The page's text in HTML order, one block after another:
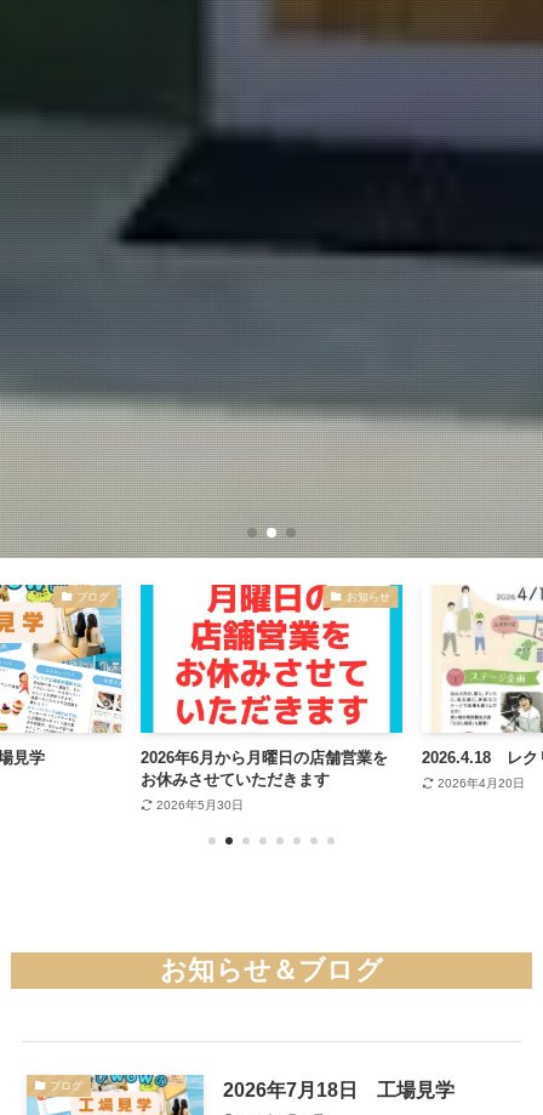
ブログ
見学
お知らせ
2026年6月から月曜日の店舗営業を
お休みさせていただきます
2026年5月30日
2026.4.18 レク
2026年4月20日
お知らせ＆ブログ
ブログ 2026年7月18日 工場見学